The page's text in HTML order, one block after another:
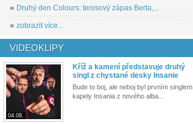
» Druhý den Colours: tenisový zápas Berta,...
» zobrazit více...
VIDEOKLIPY
04.08.
Kříž a kamení představuje druhý
singl z chystané desky Insanie
Bude to boj, ale neboj byl prvním singlem
kapely Insania z nového alba...